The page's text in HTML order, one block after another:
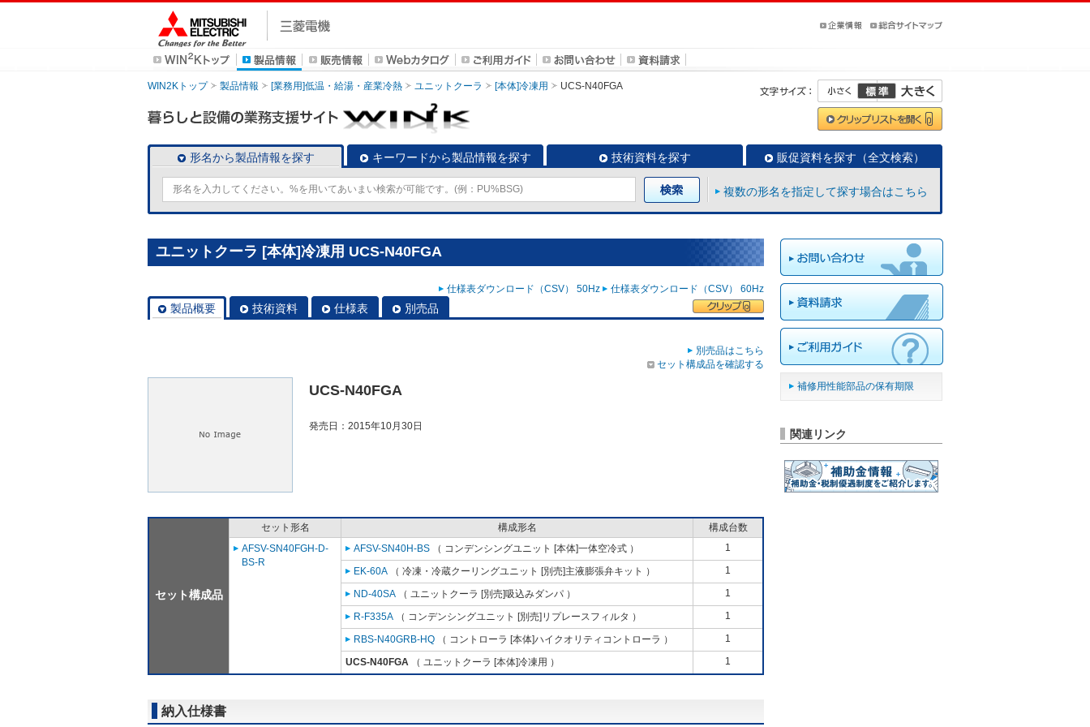
WIN2Kトップ 製品情報 [業務用]低温・給湯・産業冷熱 ユニットクーラ [本体]冷凍用 UCS-N40FGA
形名から製品情報を探す キーワードから製品情報を探す 技術資料を探す 販促資料を探す（全文検索）
複数の形名を指定して探す場合はこちら
ユニットクーラ [本体]冷凍用 UCS-N40FGA
仕様表ダウンロード（CSV） 50Hz 仕様表ダウンロード（CSV） 60Hz
製品概要 技術資料 仕様表 別売品
別売品はこちら
セット構成品を確認する
UCS-N40FGA
発売日：2015年10月30日
セット構成品
セット形名 構成形名
構成台数
AFSV-SN40FGH-D-
BS-R
AFSV-SN40H-BS （ コンデンシングユニット [本体]一体空冷式 ） 1
EK-60A （ 冷凍・冷蔵クーリングユニット [別売]主液膨張弁キット ） 1
ND-40SA （ ユニットクーラ [別売]吸込みダンパ ） 1
R-F335A （ コンデンシングユニット [別売]リプレースフィルタ ） 1
RBS-N40GRB-HQ （ コントローラ [本体]ハイクオリティコントローラ ） 1
UCS-N40FGA （ ユニットクーラ [本体]冷凍用 ） 1
納入仕様書
補修用性能部品の保有期限
関連リンク